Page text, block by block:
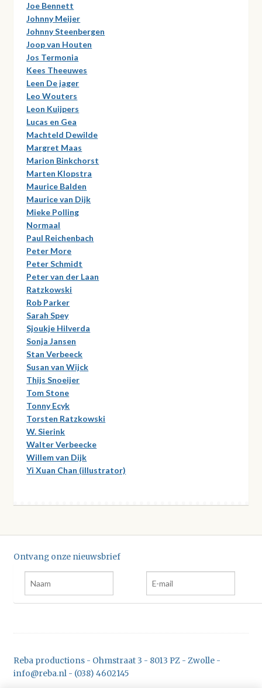
Joe Bennett
Johnny Meijer
Johnny Steenbergen
Joop van Houten
Jos Termonia
Kees Theeuwes
Leen De jager
Leo Wouters
Leon Kuijpers
Lucas en Gea
Machteld Dewilde
Margret Maas
Marion Binkchorst
Marten Klopstra
Maurice Balden
Maurice van Dijk
Mieke Polling
Normaal
Paul Reichenbach
Peter More
Peter Schmidt
Peter van der Laan
Ratzkowski
Rob Parker
Sarah Spey
Sjoukje Hilverda
Sonja Jansen
Stan Verbeeck
Susan van Wijck
Thijs Snoeijer
Tom Stone
Tonny Ecyk
Torsten Ratzkowski
W. Sierink
Walter Verbeecke
Willem van Dijk
Yi Xuan Chan (illustrator)
Ontvang onze nieuwsbrief
Reba productions - Ohmstraat 3 - 8013 PZ - Zwolle -
info@reba.nl - (038) 4602145